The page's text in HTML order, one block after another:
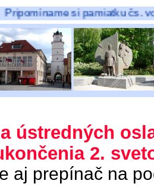
si pamiatku čs. vojakov
ústredných
2.
aj prepínač na